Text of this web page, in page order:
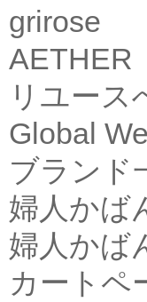
grirose
AETHER
リユース
Global
ブランド
婦人かば
婦人かば
カートペ